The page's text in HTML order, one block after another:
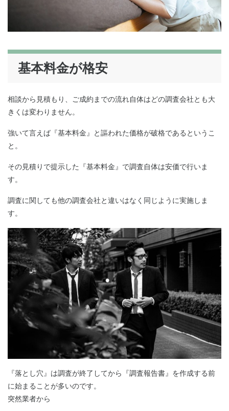
基本料金が格安
相談から見積もり、ご成約までの流れ自体はどの調査会社とも大
きくは変わりません。
強いて言えば『基本料金』と謳われた価格が破格であるというこ
と。
その見積りで提示した『基本料金』で調査自体は安価で行いま
す。
調査に関しても他の調査会社と違いはなく同じように実施しま
す。
『落とし穴』は調査が終了してから『調査報告書』を作成する前
に始まることが多いのです。
突然業者から